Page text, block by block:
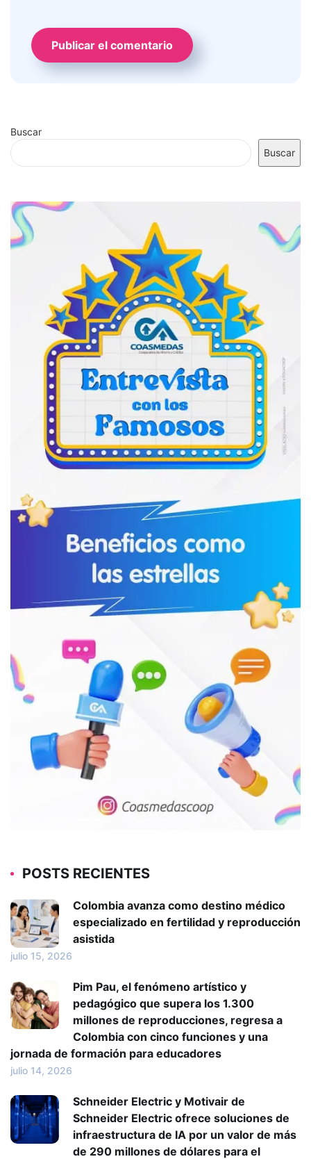
Buscar
Buscar
POSTS RECIENTES
Colombia avanza como destino médico
especializado en fertilidad y reproducción
asistida
julio 15, 2026
Pim Pau, el fenómeno artístico y
pedagógico que supera los 1.300
millones de reproducciones, regresa a
Colombia con cinco funciones y una
jornada de formación para educadores
julio 14, 2026
Schneider Electric y Motivair de
Schneider Electric ofrece soluciones de
infraestructura de IA por un valor de más
de 290 millones de dólares para el